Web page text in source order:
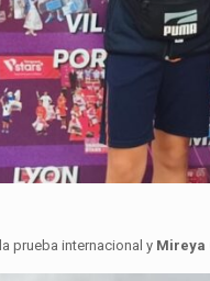
prueba internacional y Mireya